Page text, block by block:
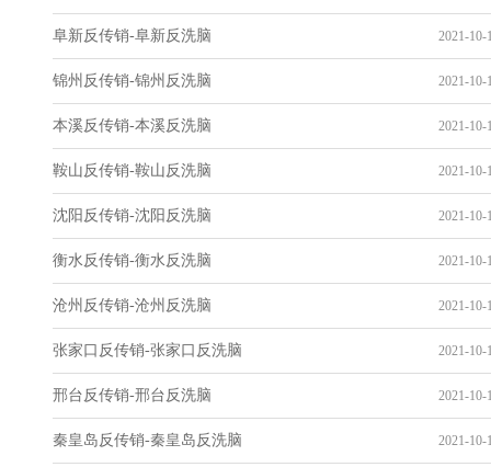
阜新反传销-阜新反洗脑 2021-10-
锦州反传销-锦州反洗脑 2021-10-
本溪反传销-本溪反洗脑 2021-10-
鞍山反传销-鞍山反洗脑 2021-10-
沈阳反传销-沈阳反洗脑 2021-10-
衡水反传销-衡水反洗脑 2021-10-
沧州反传销-沧州反洗脑 2021-10-
张家口反传销-张家口反洗脑 2021-10-
邢台反传销-邢台反洗脑 2021-10-
秦皇岛反传销-秦皇岛反洗脑 2021-10-